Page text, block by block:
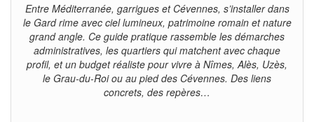
Entre Méditerranée, garrigues et Cévennes, s’installer dans
le Gard rime avec ciel lumineux, patrimoine romain et nature
grand angle. Ce guide pratique rassemble les démarches
administratives, les quartiers qui matchent avec chaque
profil, et un budget réaliste pour vivre à Nîmes, Alès, Uzès,
le Grau-du-Roi ou au pied des Cévennes. Des liens
concrets, des repères…